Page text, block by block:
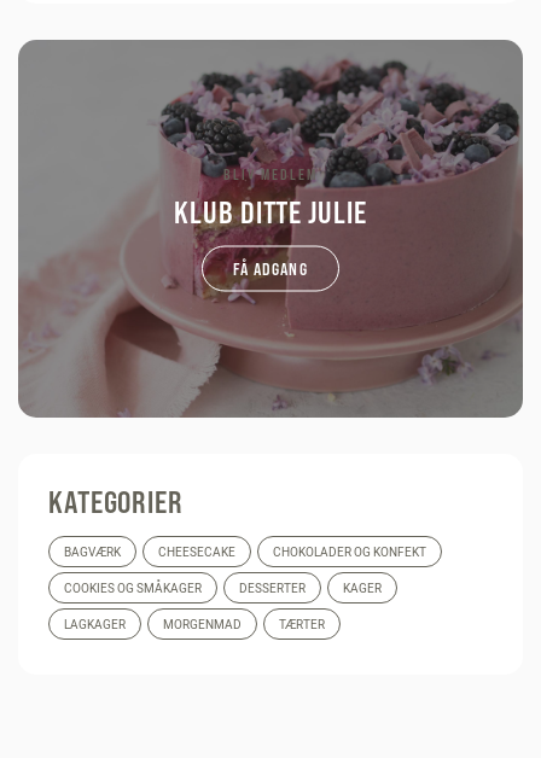
BLIV MEDLEM
KLUB DITTE JULIE
FÅ ADGANG
KATEGORIER
BAGVÆRK CHEESECAKE CHOKOLADER OG KONFEKT
COOKIES OG SMÅKAGER DESSERTER KAGER
LAGKAGER MORGENMAD TÆRTER